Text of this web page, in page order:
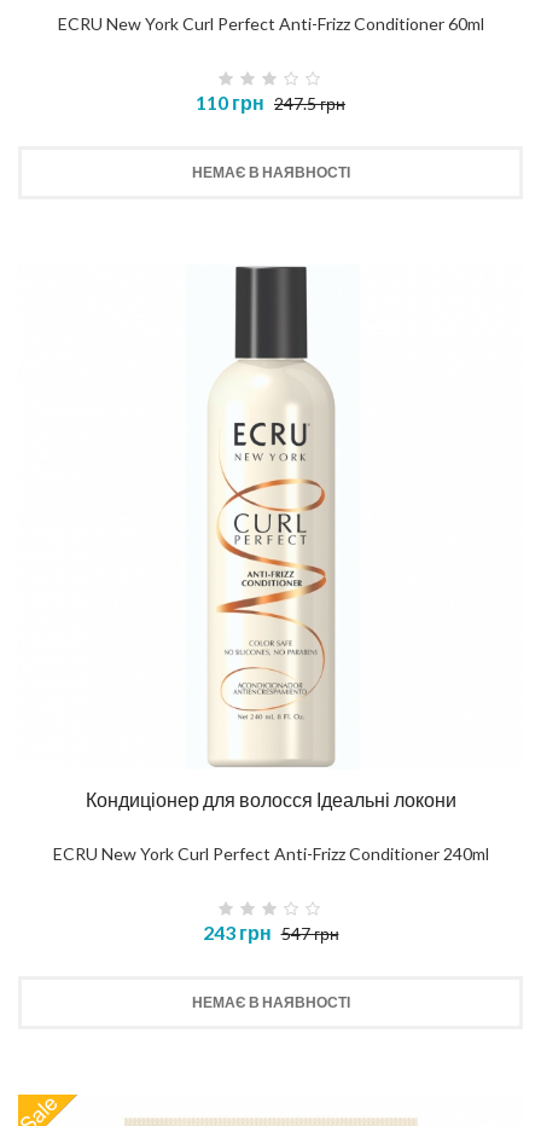
ECRU New York Curl Perfect Anti-Frizz Conditioner 60ml
110 грн 247.5 грн
НЕМАЄ В НАЯВНОСТІ
Кондиціонер для волосся Ідеальні локони
ECRU New York Curl Perfect Anti-Frizz Conditioner 240ml
243 грн 547 грн
НЕМАЄ В НАЯВНОСТІ